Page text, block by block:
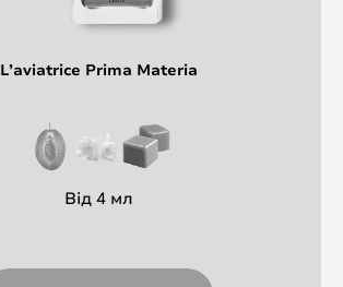
L’aviatrice Prima Materia
Від 4 мл